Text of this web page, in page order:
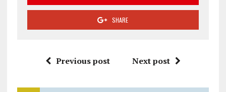
SHARE
Previous post Next post